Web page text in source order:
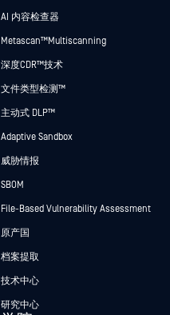
AI 内容检查器
Metascan™ Multiscanning
深度CDR™技术
文件类型检测™
主动式 DLP™
Adaptive Sandbox
威胁情报
SBOM
File-Based Vulnerability Assessment
原产国
档案提取
技术中心
研究中心